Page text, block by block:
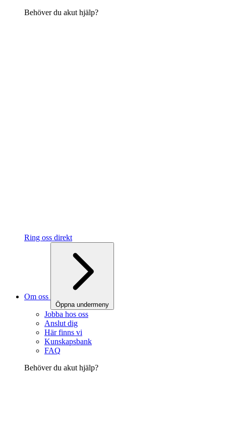
Behöver du akut hjälp?
Ring oss direkt
Om oss
Öppna undermeny
Jobba hos oss
Anslut dig
Här finns vi
Kunskapsbank
FAQ
Behöver du akut hjälp?